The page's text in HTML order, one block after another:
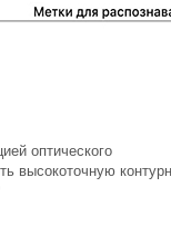
оптического
высокоточную